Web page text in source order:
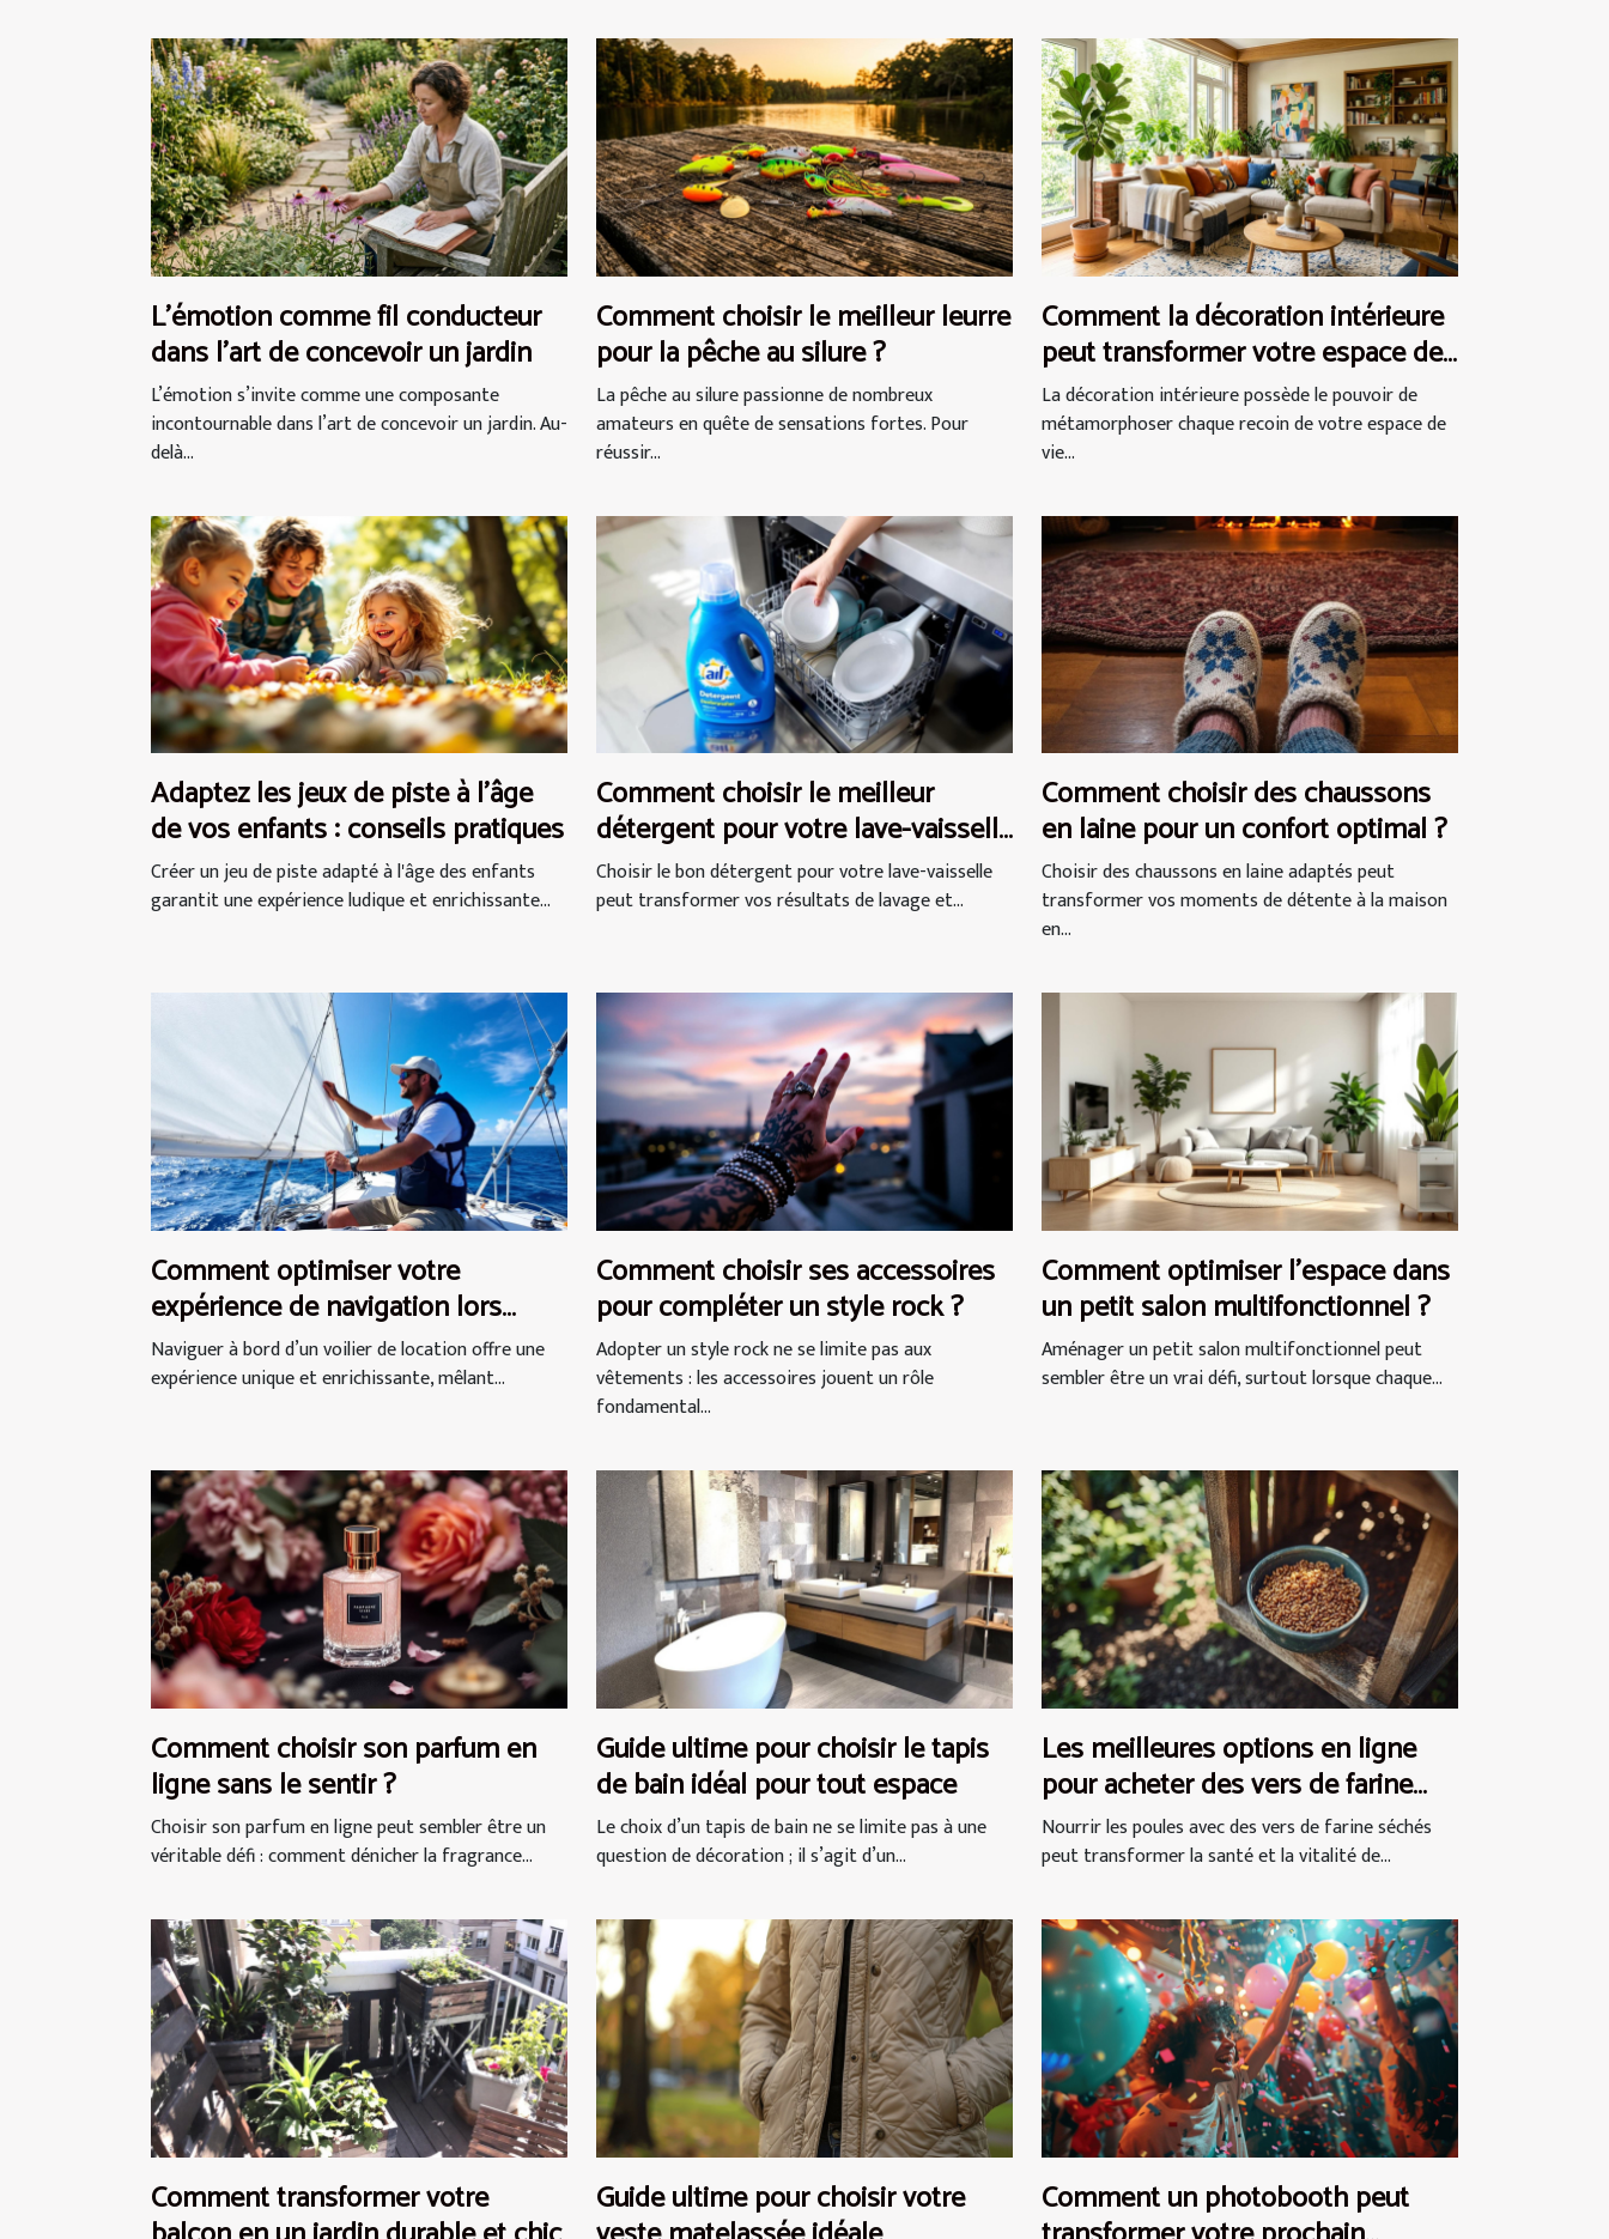
L’émotion comme fil conducteur
dans l’art de concevoir un jardin
L’émotion s’invite comme une composante
incontournable dans l’art de concevoir un jardin. Au-
delà...
Comment choisir le meilleur leurre
pour la pêche au silure ?
La pêche au silure passionne de nombreux
amateurs en quête de sensations fortes. Pour
réussir...
Comment la décoration intérieure
peut transformer votre espace de
vie ?
La décoration intérieure possède le pouvoir de
métamorphoser chaque recoin de votre espace de
vie...
Adaptez les jeux de piste à l'âge
de vos enfants : conseils pratiques
Créer un jeu de piste adapté à l'âge des enfants
garantit une expérience ludique et enrichissante...
Comment choisir le meilleur
détergent pour votre lave-vaisselle
?
Choisir le bon détergent pour votre lave-vaisselle
peut transformer vos résultats de lavage et...
Comment choisir des chaussons
en laine pour un confort optimal ?
Choisir des chaussons en laine adaptés peut
transformer vos moments de détente à la maison
en...
Comment optimiser votre
expérience de navigation lors
d'une location de voilier ?
Naviguer à bord d’un voilier de location offre une
expérience unique et enrichissante, mêlant...
Comment choisir ses accessoires
pour compléter un style rock ?
Adopter un style rock ne se limite pas aux
vêtements : les accessoires jouent un rôle
fondamental...
Comment optimiser l'espace dans
un petit salon multifonctionnel ?
Aménager un petit salon multifonctionnel peut
sembler être un vrai défi, surtout lorsque chaque...
Comment choisir son parfum en
ligne sans le sentir ?
Choisir son parfum en ligne peut sembler être un
véritable défi : comment dénicher la fragrance...
Guide ultime pour choisir le tapis
de bain idéal pour tout espace
Le choix d’un tapis de bain ne se limite pas à une
question de décoration ; il s’agit d’un...
Les meilleures options en ligne
pour acheter des vers de farine
séchés pour les poules
Nourrir les poules avec des vers de farine séchés
peut transformer la santé et la vitalité de...
Comment transformer votre Guide ultime pour choisir votre Comment un photobooth peut